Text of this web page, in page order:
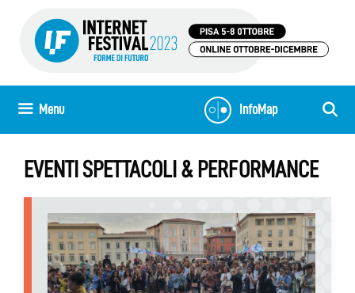
contenuto
InfoMap
Menu
EVENTI SPETTACOLI & PERFORMANCE